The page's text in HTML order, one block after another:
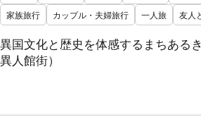
家族旅行
カップル・夫婦旅行 一人旅 友人
異国文化と歴史を体感するまちある
異人館街）